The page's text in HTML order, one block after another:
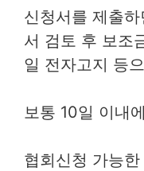
신청서를 제출
서 검토 후 보조
일 전자고지 등
보통 10일 이내
협회신청 가능